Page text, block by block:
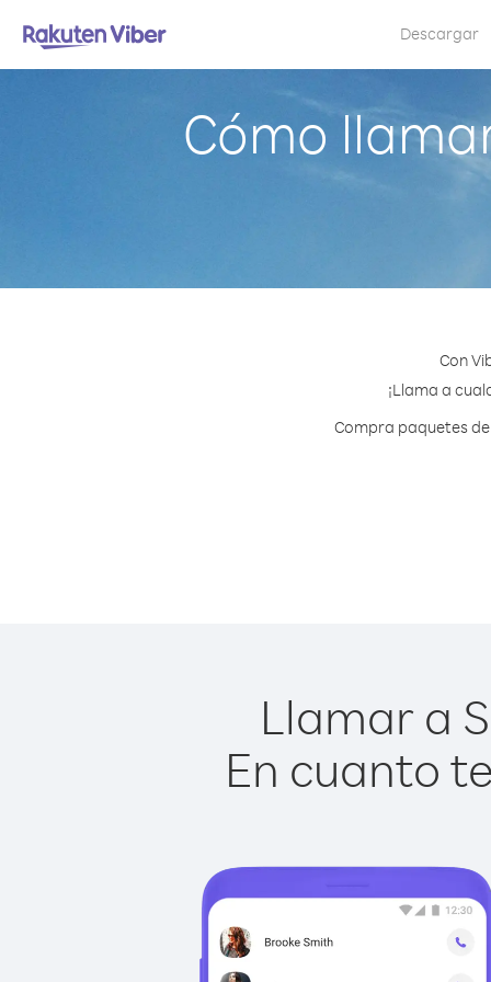
Descargar
Cómo
Con
¡Llama a
Compra paquetes
Llamar a
En cuanto